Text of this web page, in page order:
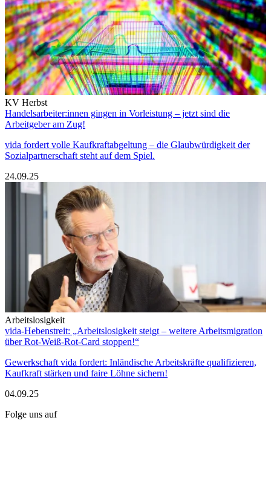
KV Herbst
Handelsarbeiter:innen gingen in Vorleistung – jetzt sind die
Arbeitgeber am Zug!
vida fordert volle Kaufkraftabgeltung – die Glaubwürdigkeit der
Sozialpartnerschaft steht auf dem Spiel.
24.09.25
Arbeitslosigkeit
vida-Hebenstreit: „Arbeitslosigkeit steigt – weitere Arbeitsmigration
über Rot-Weiß-Rot-Card stoppen!“
Gewerkschaft vida fordert: Inländische Arbeitskräfte qualifizieren,
Kaufkraft stärken und faire Löhne sichern!
04.09.25
Folge uns auf